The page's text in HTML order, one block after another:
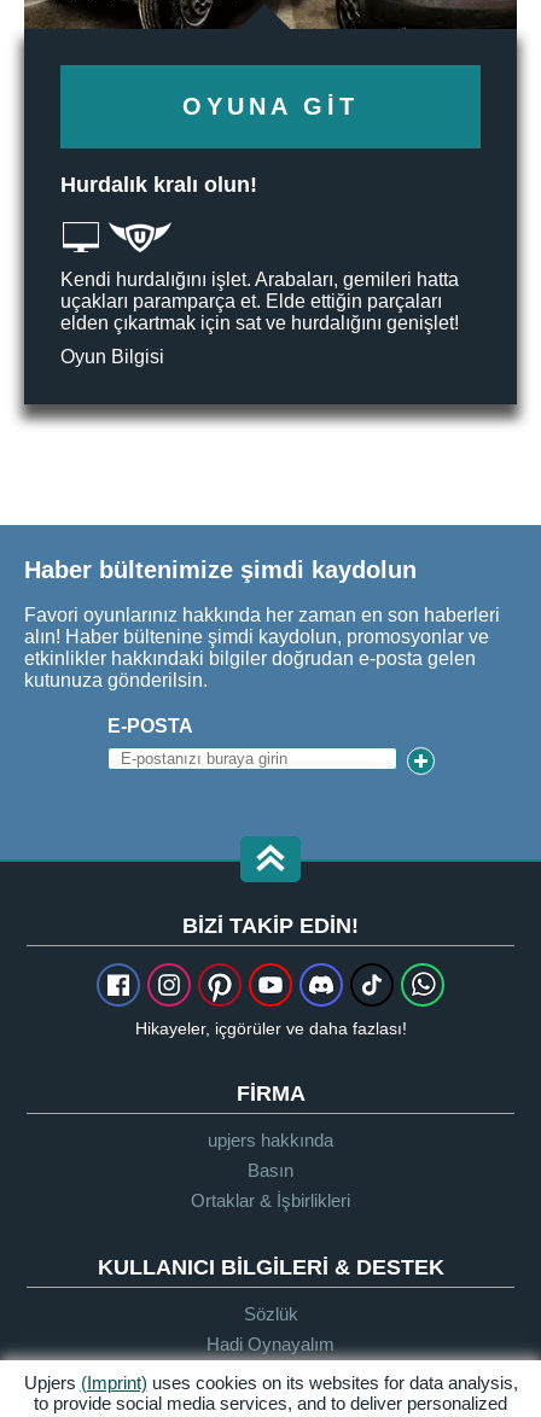
OYUNA GIT
Hurdalık kralı olun!
Kendi hurdalığını işlet. Arabaları, gemileri hatta
uçakları paramparça et. Elde ettiğin parçaları
elden çıkartmak için sat ve hurdalığını genişlet!
Oyun Bilgisi
Haber bültenimize şimdi kaydolun
Favori oyunlarınız hakkında her zaman en son haberleri
alın! Haber bültenine şimdi kaydolun, promosyonlar ve
etkinlikler hakkındaki bilgiler doğrudan e-posta gelen
kutunuza gönderilsin.
E-POSTA
BIZI TAKIP EDIN!
Hikayeler, içgörüler ve daha fazlası!
FIRMA
upjers hakkında
Basın
Ortaklar & İşbirlikleri
KULLANICI BILGILERI & DESTEK
Sözlük
Hadi Oynayalım
Destek
Upjers (Imprint) uses cookies on its websites for data analysis,
to provide social media services, and to deliver personalized